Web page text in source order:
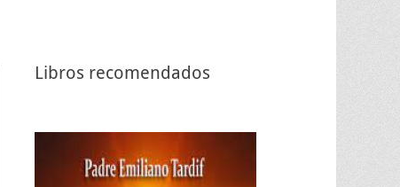
Libros recomendados